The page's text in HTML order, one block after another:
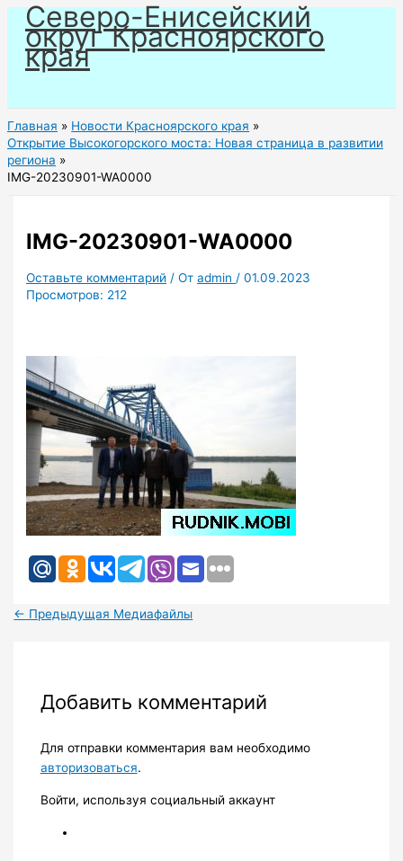
Перейти
содержимому
Северо-Енисейский
округ Красноярского
края
Главная
Новости Красноярского края
Открытие Высокогорского моста: Новая страница в развитии
региона
IMG-20230901-WA0000
IMG-20230901-WA0000
Оставьте комментарий / Отadmin /01.09.2023
Просмотров: 212
← Предыдущая Медиафайлы
Добавить комментарий
Для отправки комментария вам необходимо
авторизоваться.
Войти, используя социальный аккаунт